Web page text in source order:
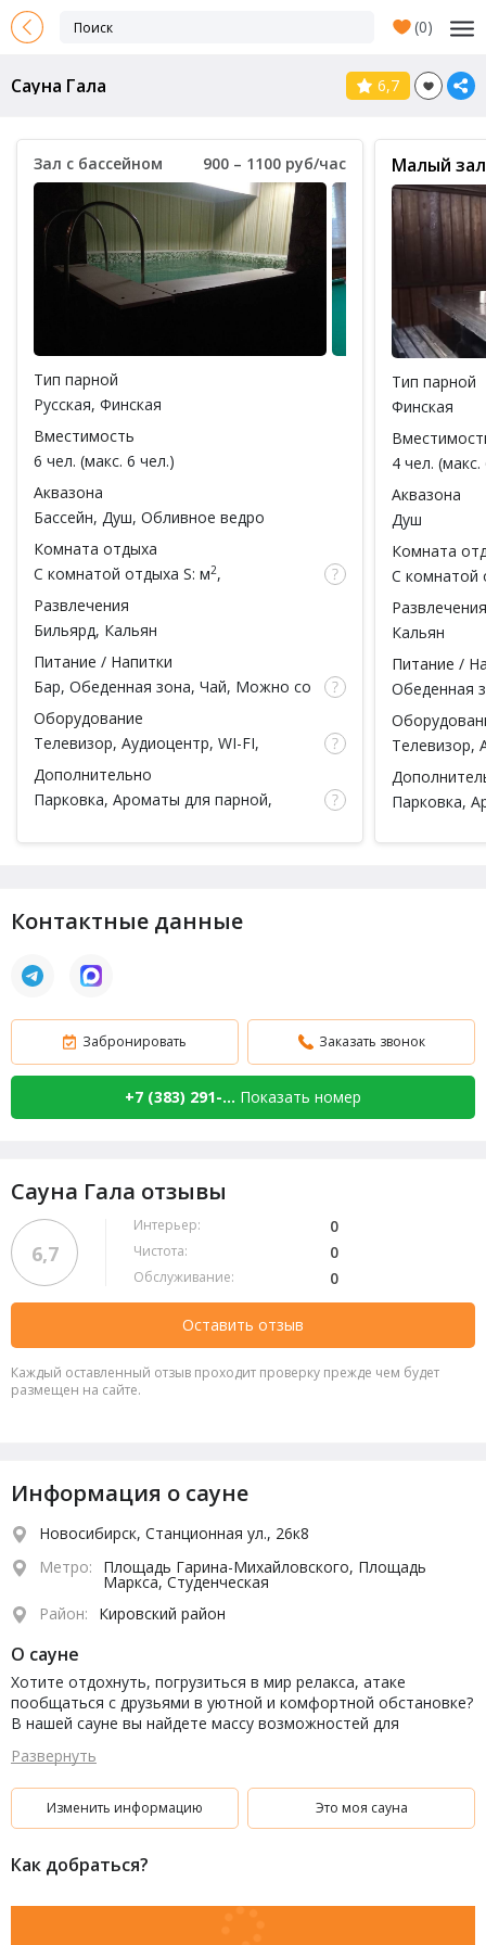
(0)
Сауна Гала 6,7
Зал с бассейном 900 – 1100 руб/час
Тип парной
Русская, Финская
Вместимость
6 чел. (макс. 6 чел.)
Аквазона
Бассейн, Душ, Обливное ведро
Комната отдыха
С комнатой отдыха S: м2,
Развлечения
Бильярд, Кальян
Питание / Напитки
Бар, Обеденная зона, Чай, Можно со
своей едой
алкоголем
Оборудование
Телевизор, Аудиоцентр, WI-FI,
Дополнительно
Парковка, Ароматы для парной,
Тапочки, Простыни, Полотенца,
Малый зал
Тип парной
Финская
4 чел. (макс.
Аквазона
Душ
Комната
С комнатой
Развлечения
Кальян
Питание /
Обеденная
своей едой
алкоголем
Телевизор,
Парковка,
Простыни,
Контактные данные
Забронировать Заказать звонок
+7 (383) 291-... Показать номер
Сауна Гала отзывы
6,7
Интерьер: 0
Чистота: 0
Обслуживание: 0
Оставить отзыв
Каждый оставленный отзыв проходит проверку прежде чем будет
размещен на сайте.
Информация о сауне
Новосибирск, Станционная ул., 26к8
Метро:
Площадь Гарина-Михайловского, Площадь
Маркса, Студенческая
Район:
Кировский район
О сауне
Хотите отдохнуть, погрузиться в мир релакса, атаке
пообщаться с друзьями в уютной и комфортной обстановке?
В нашей сауне вы найдете массу возможностей для
Развернуть
Изменить информацию Это моя сауна
Как добраться?